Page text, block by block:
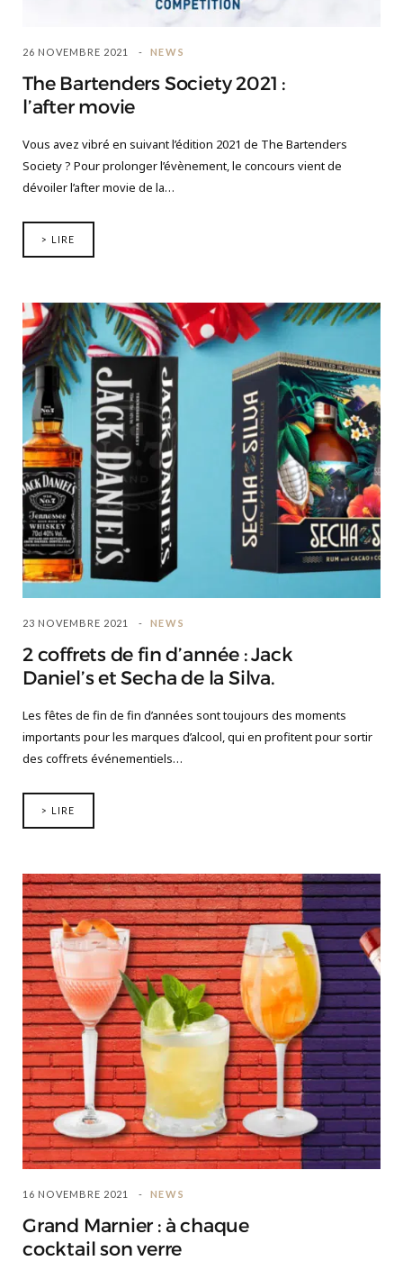
26 NOVEMBRE 2021 NEWS
The Bartenders Society 2021 :
l’after movie
Vous avez vibré en suivant l’édition 2021 de The Bartenders
Society ? Pour prolonger l’évènement, le concours vient de
dévoiler l’after movie de la…
> LIRE
23 NOVEMBRE 2021 NEWS
2 coffrets de fin d’année : Jack
Daniel’s et Secha de la Silva.
Les fêtes de fin de fin d’années sont toujours des moments
importants pour les marques d’alcool, qui en profitent pour sortir
des coffrets événementiels…
> LIRE
16 NOVEMBRE 2021 NEWS
Grand Marnier : à chaque
cocktail son verre